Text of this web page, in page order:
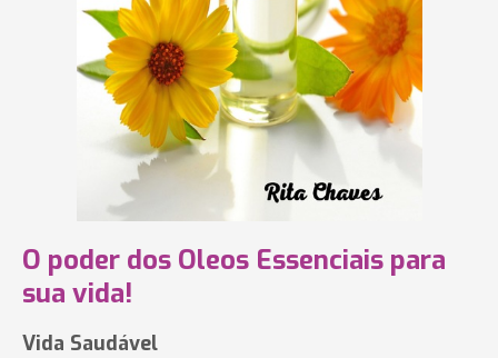
O poder dos Oleos Essenciais para
sua vida!
Vida Saudável